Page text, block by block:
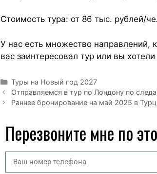
Стоимость тура: от 86 тыс. рублей/
У нас есть множество направлений,
вас заинтересовал тур или вы
Туры на Новый год 2027
Отправляемся в тур по Лондону по
Раннее бронирование на май 2025 в
Перезвоните мне по